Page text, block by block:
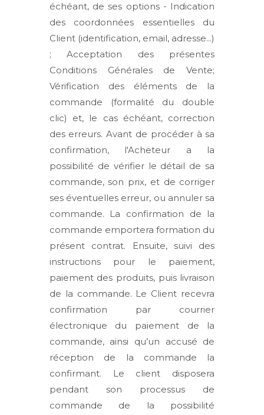
échéant, de ses options - Indication
des coordonnées essentielles du
Client (identification, email, adresse...)
; Acceptation des présentes
Conditions Générales de Vente;
Vérification des éléments de la
commande (formalité du double
clic) et, le cas échéant, correction
des erreurs. Avant de procéder à sa
confirmation, l'Acheteur a la
possibilité de vérifier le détail de sa
commande, son prix, et de corriger
ses éventuelles erreur, ou annuler sa
commande. La confirmation de la
commande emportera formation du
présent contrat. Ensuite, suivi des
instructions pour le paiement,
paiement des produits, puis livraison
de la commande. Le Client recevra
confirmation par courrier
électronique du paiement de la
commande, ainsi qu’un accusé de
réception de la commande la
confirmant. Le client disposera
pendant son processus de
commande de la possibilité